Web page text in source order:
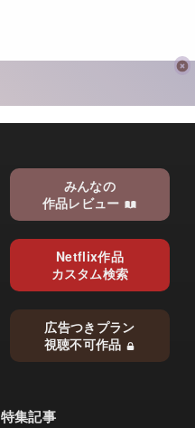
みんなの
作品レビュー
Netflix作品
カスタム検索
広告つきプラン
視聴不可作品
特集記事